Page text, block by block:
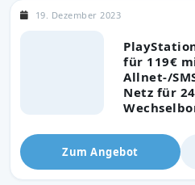
für 119€
Allnet-/
Netz für
19. Dezember 2023
Zum Angebot